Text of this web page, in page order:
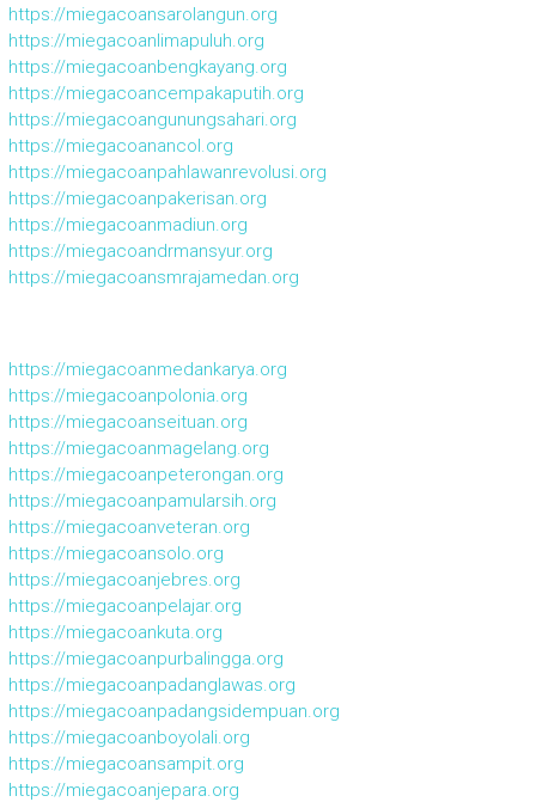
https://miegacoansarolangun.org
https://miegacoanlimapuluh.org
https://miegacoanbengkayang.org
https://miegacoancempakaputih.org
https://miegacoangunungsahari.org
https://miegacoanancol.org
https://miegacoanpahlawanrevolusi.org
https://miegacoanpakerisan.org
https://miegacoanmadiun.org
https://miegacoandrmansyur.org
https://miegacoansmrajamedan.org
https://miegacoanmedankarya.org
https://miegacoanpolonia.org
https://miegacoanseituan.org
https://miegacoanmagelang.org
https://miegacoanpeterongan.org
https://miegacoanpamularsih.org
https://miegacoanveteran.org
https://miegacoansolo.org
https://miegacoanjebres.org
https://miegacoanpelajar.org
https://miegacoankuta.org
https://miegacoanpurbalingga.org
https://miegacoanpadanglawas.org
https://miegacoanpadangsidempuan.org
https://miegacoanboyolali.org
https://miegacoansampit.org
https://miegacoanjepara.org